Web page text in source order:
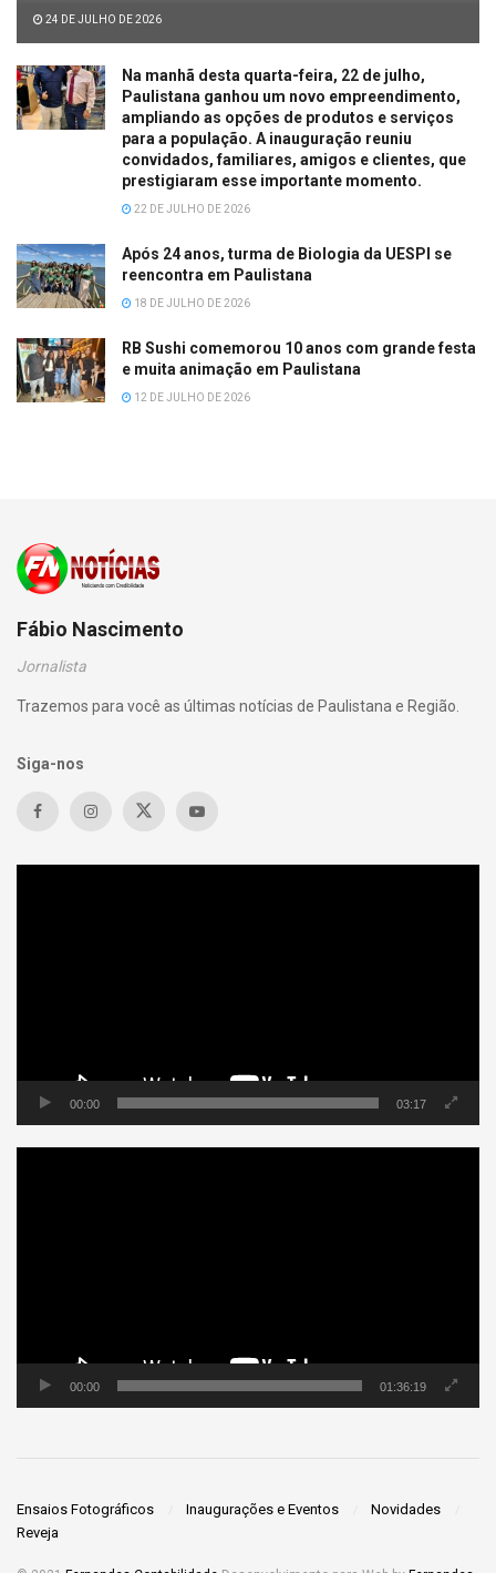
24 DE JULHO DE 2026
Na manhã desta quarta-feira, 22 de julho,
Paulistana ganhou um novo empreendimento,
ampliando as opções de produtos e serviços
para a população. A inauguração reuniu
convidados, familiares, amigos e clientes, que
prestigiaram esse importante momento.
22 DE JULHO DE 2026
Após 24 anos, turma de Biologia da UESPI se
reencontra em Paulistana
18 DE JULHO DE 2026
RB Sushi comemorou 10 anos com grande festa
e muita animação em Paulistana
12 DE JULHO DE 2026
Fábio Nascimento
Jornalista
Trazemos para você as últimas notícias de Paulistana e Região.
Siga-nos
00:00 03:17
00:00 01:36:19
Ensaios Fotográficos Inaugurações e Eventos
Novidades
Reveja